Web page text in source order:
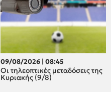
09/08/2026 | 08:45
Οι τηλεοπτικές μεταδόσεις της
Κυριακής (9/8)